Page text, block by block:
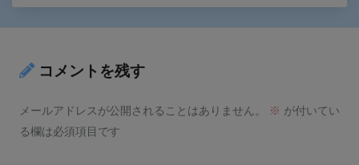
コメントを残す
メールアドレスが公開されることはありません。 ※ が付いてい
る欄は必須項目です